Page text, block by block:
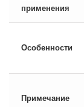
применения
Особенности
Примечание